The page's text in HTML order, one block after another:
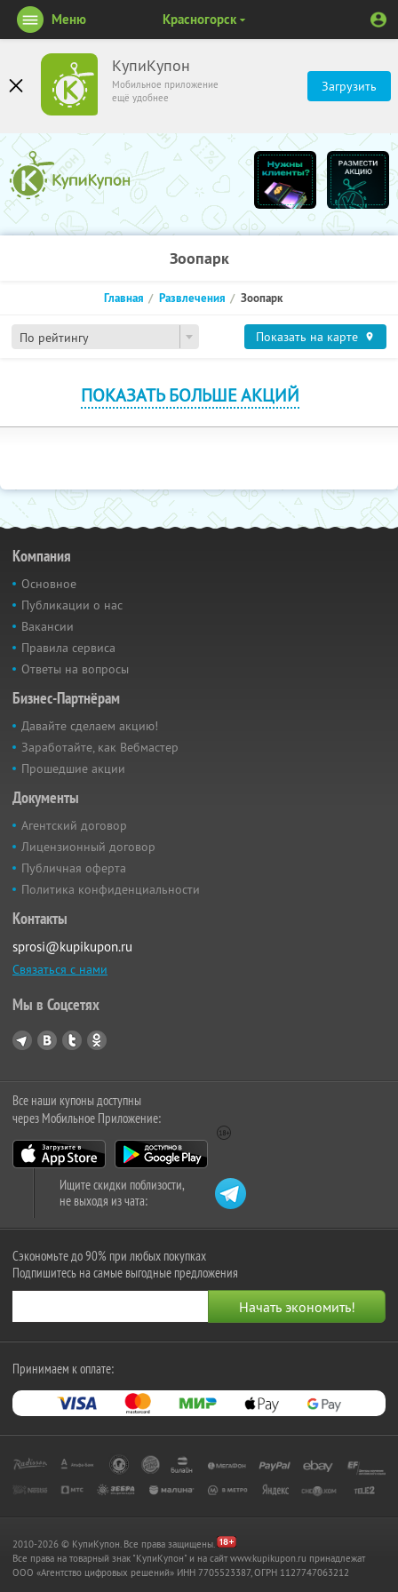
КупиКупон
Мобильное приложение
ещё удобнее
Загрузить
Меню Красногорск
Зоопарк
По рейтингу
Главная Развлечения Зоопарк
Показать на карте
ПОКАЗАТЬ БОЛЬШЕ АКЦИЙ
Компания
Основное
Публикации о нас
Вакансии
Правила сервиса
Ответы на вопросы
Бизнес-Партнёрам
Давайте сделаем акцию!
Заработайте, как Вебмастер
Прошедшие акции
Документы
Агентский договор
Лицензионный договор
Публичная оферта
Политика конфиденциальности
Контакты
sprosi@kupikupon.ru
Связаться с нами
Мы в Соцсетях
Все наши купоны доступны
через Мобильное Приложение:
Ищите скидки поблизости,
не выходя из чата:
Сэкономьте до 90% при любых покупках
Подпишитесь на самые выгодные предложения
Принимаем к оплате:
2010-2026 © КупиКупон. Все права защищены.
Все права на товарный знак "КупиКупон" и на сайт www.kupikupon.ru принадлежат
OOO «Агентство цифровых решений» ИНН 7705523387, ОГРН 1127747063212